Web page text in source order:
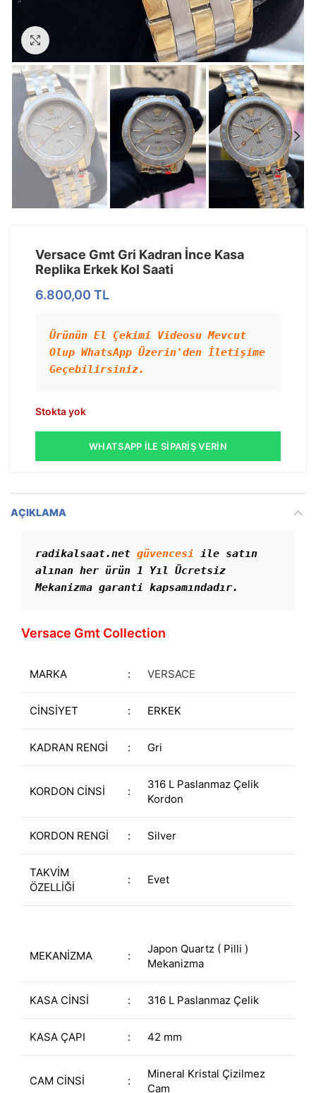
Versace Gmt Gri Kadran İnce Kasa
Replika Erkek Kol Saati
6.800,00 TL
Ürünün El Çekimi Videosu Mevcut
Olup WhatsApp Üzerin'den İletişime
Geçebilirsiniz.
Stokta yok
WHATSAPP İLE SIPARIŞ VERIN
AÇIKLAMA
radikalsaat.net güvencesi ile satın
alınan her ürün 1 Yıl Ücretsiz
Mekanizma garanti kapsamındadır.
Versace Gmt Collection
MARKA : VERSACE
CİNSİYET : ERKEK
KADRAN RENGİ : Gri
KORDON CİNSİ :
316 L Paslanmaz Çelik
Kordon
KORDON RENGİ : Silver
TAKVİM
ÖZELLİĞİ
: Evet
MEKANİZMA :
Japon Quartz ( Pilli )
Mekanizma
KASA CİNSİ : 316 L Paslanmaz Çelik
KASA ÇAPI : 42 mm
CAM CİNSİ :
Mineral Kristal Çizilmez
Cam